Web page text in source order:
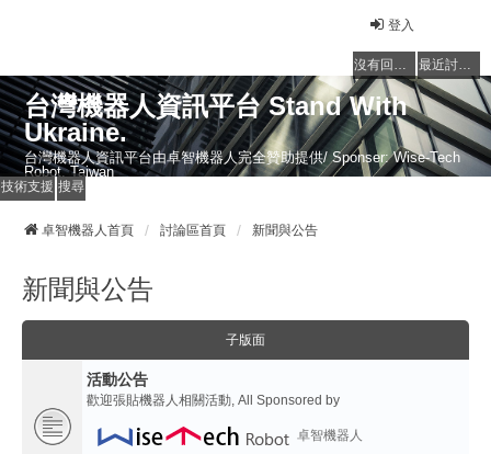
登入
沒有回覆的主題 最近討論的主題
台灣機器人資訊平台 Stand With
Ukraine.
台灣機器人資訊平台由卓智機器人完全贊助提供/ Sponser: Wise-Tech
Robot, Taiwan
技術支援 搜尋
卓智機器人首頁 討論區首頁 新聞與公告
新聞與公告
子版面
活動公告
歡迎張貼機器人相關活動, All Sponsored by
卓智機器人